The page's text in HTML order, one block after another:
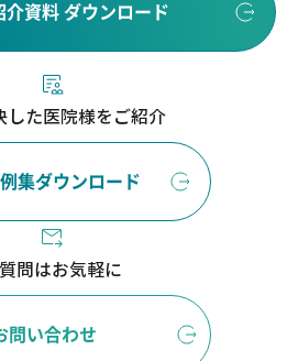
介資料 ダウンロード
した医院様をご紹介
集ダウンロード
問はお気軽に
問い合わせ